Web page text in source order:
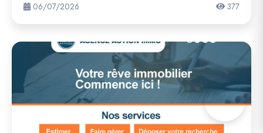
06/07/2026 377